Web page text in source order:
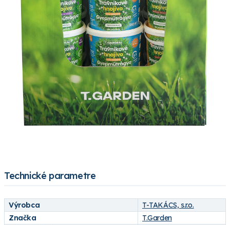
Technické parametre
Výrobca
T-TAKÁCS, s.r.o.
Značka
T.Garden